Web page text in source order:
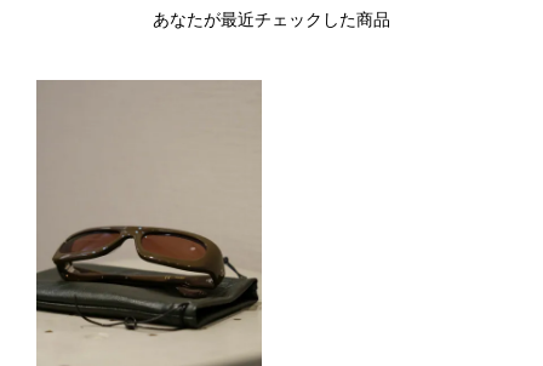
あなたが最近チェックした商品